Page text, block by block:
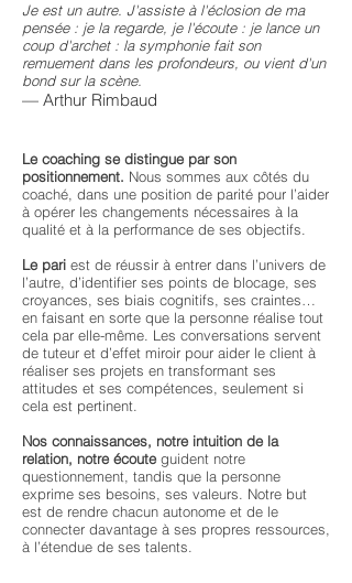
Je est un autre. J'assiste à l'éclosion de ma
pensée : je la regarde, je l'écoute : je lance un
coup d'archet : la symphonie fait son
remuement dans les profondeurs, ou vient d'un
bond sur la scène.
— Arthur Rimbaud
Le coaching se distingue par son
positionnement. Nous sommes aux côtés du
coaché, dans une position de parité pour l’aider
à opérer les changements nécessaires à la
qualité et à la performance de ses objectifs.
Le pari est de réussir à entrer dans l’univers de
l’autre, d’identifier ses points de blocage, ses
croyances, ses biais cognitifs, ses craintes…
en faisant en sorte que la personne réalise tout
cela par elle-même. Les conversations servent
de tuteur et d’effet miroir pour aider le client à
réaliser ses projets en transformant ses
attitudes et ses compétences, seulement si
cela est pertinent.
Nos connaissances, notre intuition de la
relation, notre écouteguident notre
questionnement, tandis que la personne
exprime ses besoins, ses valeurs. Notre but
est de rendre chacun autonome et de le
connecter davantage à ses propres ressources,
à l’étendue de ses talents.